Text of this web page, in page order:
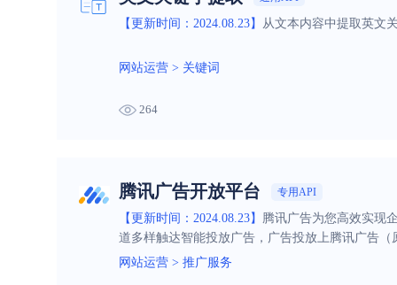
【更新时间：2024.08.23】 从文本内容中提取英文
网站运营 > 关键词
264
腾讯广告开放平台 专用API
【更新时间：2024.08.23】
腾讯广告为您高效实现
道多样触达智能投放广告，广告投放上腾讯广告（
网站运营 > 推广服务